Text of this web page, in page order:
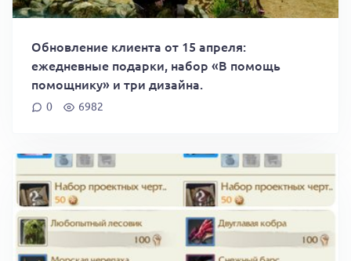
Обновление клиента от 15 апреля:
ежедневные подарки, набор «В помощь
помощнику» и три дизайна.
0 6982